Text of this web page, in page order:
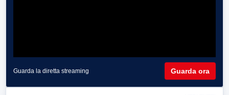
Guarda la diretta streaming Guarda ora